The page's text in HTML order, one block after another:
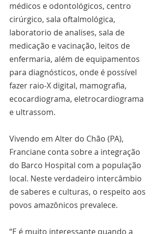
médicos e odontológicos, centro
cirúrgico, sala oftalmológica,
laboratorio de analises, sala de
medicação e vacinação, leitos de
enfermaria, além de equipamentos
para diagnósticos, onde é possível
fazer raio-X digital, mamografia,
ecocardiograma, eletrocardiograma
e ultrassom.
Vivendo em Alter do Chão (PA),
Franciane conta sobre a integração
do Barco Hospital com a população
local. Neste verdadeiro intercâmbio
de saberes e culturas, o respeito aos
povos amazônicos prevalece.
“E é muito interessante quando a